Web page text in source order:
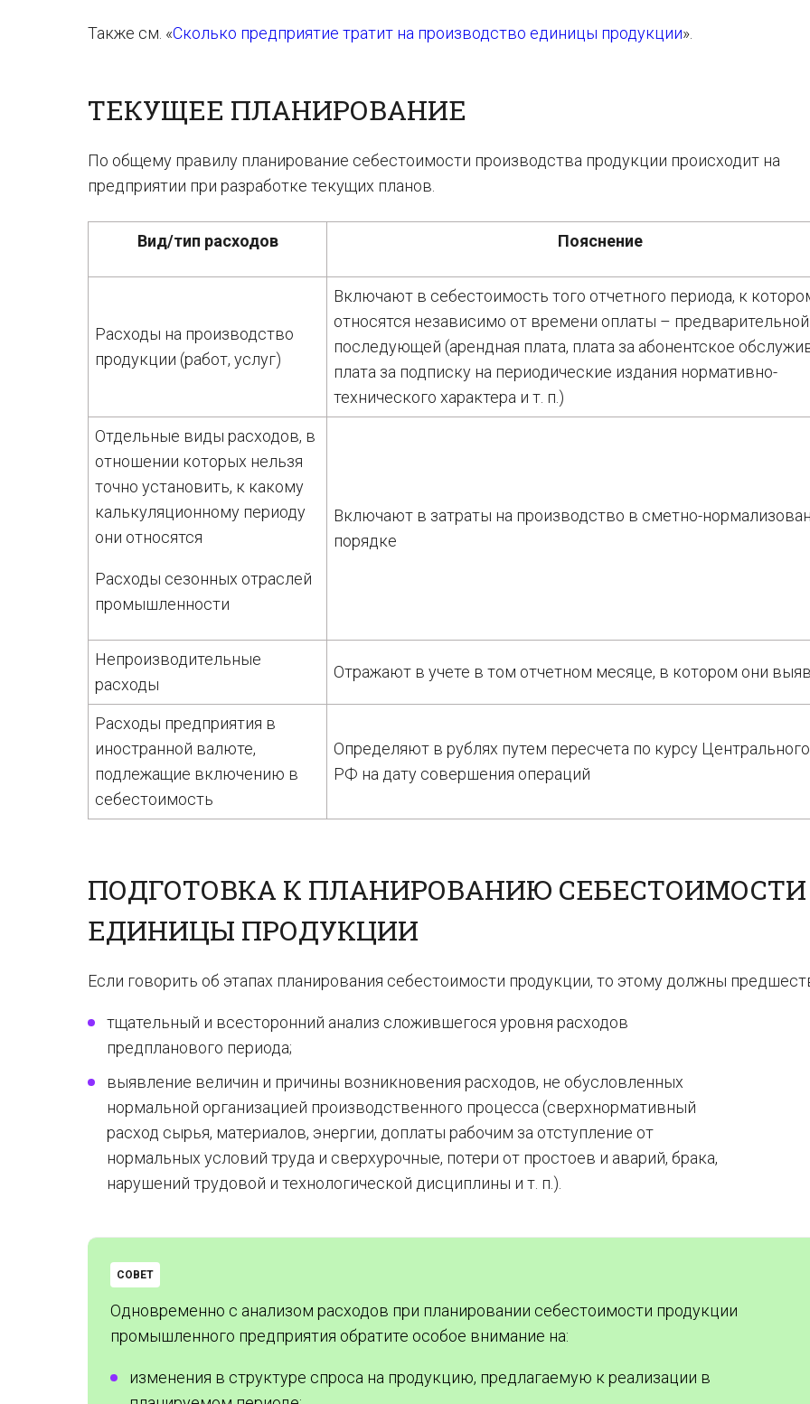
Также см. «Сколько предприятие тратит на производство единицы продукции».
ТЕКУЩЕЕ ПЛАНИРОВАНИЕ
По общему правилу планирование себестоимости производства продукции происходит на
предприятии при разработке текущих планов.
Вид/тип расходов Пояснение
Расходы на производство
продукции (работ, услуг)
Включают в себестоимость того отчетного периода, к
относятся независимо от времени оплаты –
последующей (арендная плата, плата за абонентское
плата за подписку на периодические издания нормативно-
технического характера и т. п.)
Отдельные виды расходов, в
отношении которых нельзя
точно установить, к какому
калькуляционному периоду
они относятся
Расходы сезонных отраслей
промышленности
Включают в затраты на производство в сметно-
порядке
Непроизводительные
расходы
Отражают в учете в том отчетном месяце, в котором они
Расходы предприятия в
иностранной валюте,
подлежащие включению в
себестоимость
Определяют в рублях путем пересчета по курсу
РФ на дату совершения операций
ПОДГОТОВКА К ПЛАНИРОВАНИЮ СЕБЕСТОИМОСТИ
ЕДИНИЦЫ ПРОДУКЦИИ
Если говорить об этапах планирования себестоимости продукции, то этому должны
тщательный и всесторонний анализ сложившегося уровня расходов
предпланового периода;
выявление величин и причины возникновения расходов, не обусловленных
нормальной организацией производственного процесса (сверхнормативный
расход сырья, материалов, энергии, доплаты рабочим за отступление от
нормальных условий труда и сверхурочные, потери от простоев и аварий, брака,
нарушений трудовой и технологической дисциплины и т. п.).
СОВЕТ
Одновременно с анализом расходов при планировании себестоимости продукции
промышленного предприятия обратите особое внимание на:
изменения в структуре спроса на продукцию, предлагаемую к реализации в